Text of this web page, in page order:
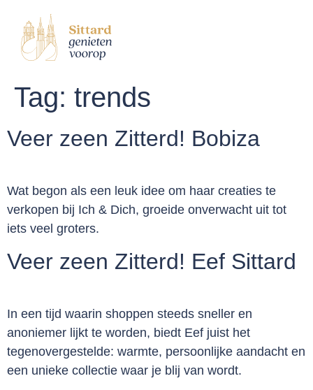
Tag: trends
Veer zeen Zitterd! Bobiza
Wat begon als een leuk idee om haar creaties te
verkopen bij Ich & Dich, groeide onverwacht uit tot
iets veel groters.
Veer zeen Zitterd! Eef Sittard
In een tijd waarin shoppen steeds sneller en
anoniemer lijkt te worden, biedt Eef juist het
tegenovergestelde: warmte, persoonlijke aandacht en
een unieke collectie waar je blij van wordt.